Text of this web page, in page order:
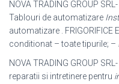
NOVA TRADING GROUP SRL-
Tablouri de automatizare
automatizare . FRIGORIFICE
conditionat – toate tipurile; –
NOVA TRADING GROUP SRL-
reparatii si intretinere pentru